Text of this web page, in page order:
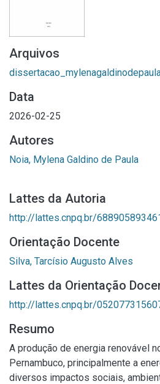
Arquivos
Data
2026-02-25
Autores
Noia, Mylena Galdino de Paula
Lattes da Autoria
http://lattes.cnpq.br/
Orientação Docente
Silva, Tarcísio Augusto Alves
Lattes da Orientação
http://lattes.cnpq.br/
Resumo
A produção de energia renovável
Pernambuco, principalmente a
diversos impactos sociais,